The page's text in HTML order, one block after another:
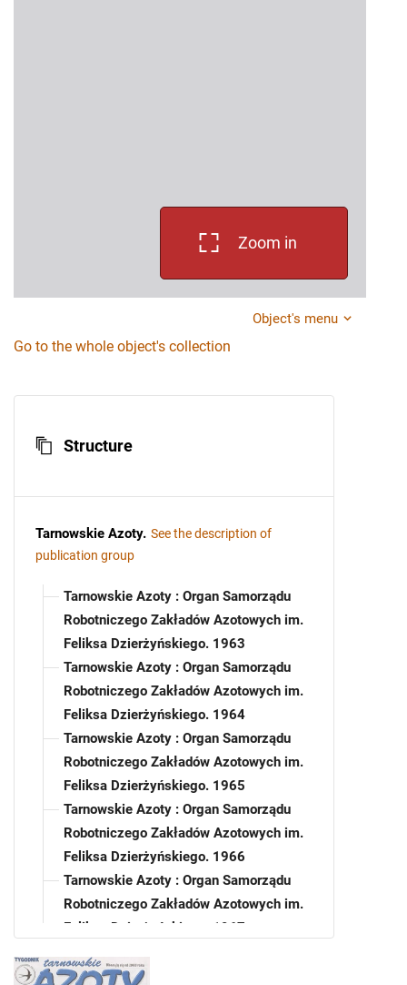
Zoom in
Object's menu
Go to the whole object's collection
Structure
Tarnowskie Azoty. See the description of
publication group
Tarnowskie Azoty : Organ Samorządu
Robotniczego Zakładów Azotowych im.
Feliksa Dzierżyńskiego. 1963
Tarnowskie Azoty : Organ Samorządu
Robotniczego Zakładów Azotowych im.
Feliksa Dzierżyńskiego. 1964
Tarnowskie Azoty : Organ Samorządu
Robotniczego Zakładów Azotowych im.
Feliksa Dzierżyńskiego. 1965
Tarnowskie Azoty : Organ Samorządu
Robotniczego Zakładów Azotowych im.
Feliksa Dzierżyńskiego. 1966
Tarnowskie Azoty : Organ Samorządu
Robotniczego Zakładów Azotowych im.
Feliksa Dzierżyńskiego. 1967
Robotniczego Zakładów Azotowych im.